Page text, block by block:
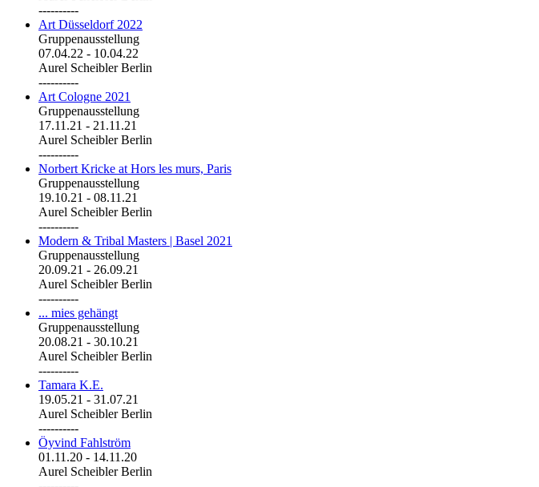
----------
Art Düsseldorf 2022
Gruppenausstellung
07.04.22 - 10.04.22
Aurel Scheibler Berlin
----------
Art Cologne 2021
Gruppenausstellung
17.11.21 - 21.11.21
Aurel Scheibler Berlin
----------
Norbert Kricke at Hors les murs, Paris
Gruppenausstellung
19.10.21 - 08.11.21
Aurel Scheibler Berlin
----------
Modern & Tribal Masters | Basel 2021
Gruppenausstellung
20.09.21 - 26.09.21
Aurel Scheibler Berlin
----------
... mies gehängt
Gruppenausstellung
20.08.21 - 30.10.21
Aurel Scheibler Berlin
----------
Tamara K.E.
19.05.21 - 31.07.21
Aurel Scheibler Berlin
----------
Öyvind Fahlström
01.11.20 - 14.11.20
Aurel Scheibler Berlin